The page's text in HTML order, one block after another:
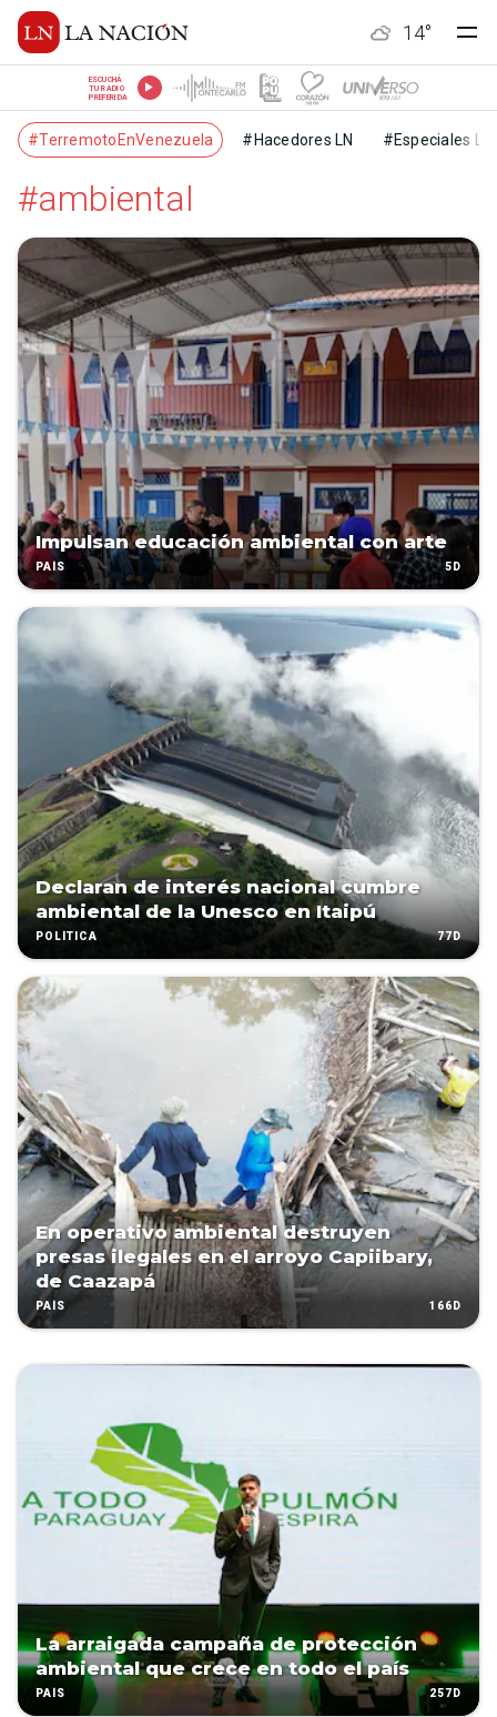
14°
ESCUCHÁ
TU RADIO
PREFERIDA
#TerremotoEnVenezuela #Hacedores LN #Especiales LN
#ambiental
Impulsan educación ambiental con arte
PAÍS 5D
Declaran de interés nacional cumbre
ambiental de la Unesco en Itaipú
POLÍTICA 77D
En operativo ambiental destruyen
presas ilegales en el arroyo Capiibary,
de Caazapá
PAÍS 166D
La arraigada campaña de protección
ambiental que crece en todo el país
PAÍS 257D